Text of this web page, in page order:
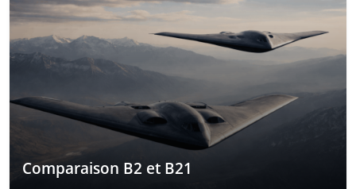
Comparaison B2 et B21